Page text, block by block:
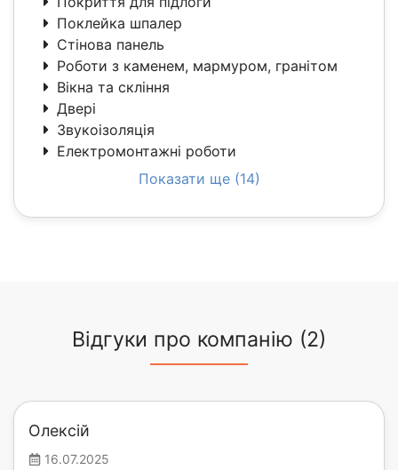
Поклейка шпалер
Стінова панель
Роботи з каменем, мармуром, гранітом
Вікна та скління
Двері
Звукоізоляція
Електромонтажні роботи
Показати ще (14)
Відгуки про компанію (2)
Олексій
16.07.2025